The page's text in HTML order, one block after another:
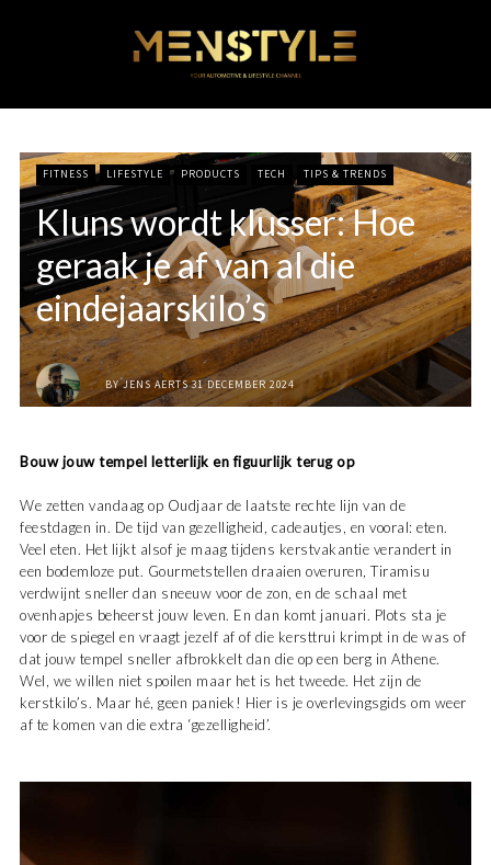
FITNESS LIFESTYLE PRODUCTS TECH TIPS & TRENDS
Kluns wordt klusser: Hoe
geraak je af van al die
eindejaarskilo’s
BY JENS AERTS 31 DECEMBER 2024
Bouw jouw tempel letterlijk en figuurlijk terug op
We zetten vandaag op Oudjaar de laatste rechte lijn van de
feestdagen in. De tijd van gezelligheid, cadeautjes, en vooral: eten.
Veel eten. Het lijkt alsof je maag tijdens kerstvakantie verandert in
een bodemloze put. Gourmetstellen draaien overuren, Tiramisu
verdwijnt sneller dan sneeuw voor de zon, en de schaal met
ovenhapjes beheerst jouw leven. En dan komt januari. Plots sta je
voor de spiegel en vraagt jezelf af of die kersttrui krimpt in de was of
dat jouw tempel sneller afbrokkelt dan die op een berg in Athene.
Wel, we willen niet spoilen maar het is het tweede. Het zijn de
kerstkilo’s. Maar hé, geen paniek! Hier is je overlevingsgids om weer
af te komen van die extra ‘gezelligheid’.